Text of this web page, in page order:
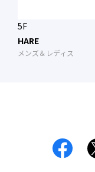
5F
HARE
メンズ＆レディス